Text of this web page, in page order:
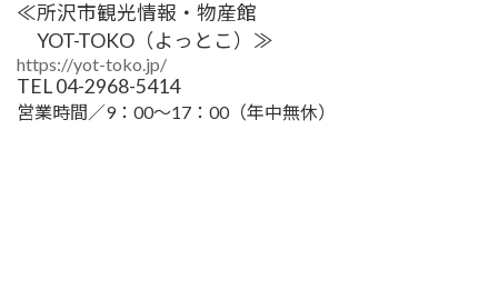
≪所沢市観光情報・物産館
YOT-TOKO（よっとこ）≫
https://yot-toko.jp/
TEL 04-2968-5414
営業時間／9：00～17：00（年中無休）